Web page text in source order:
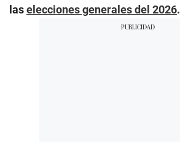
laselecciones generales del 2026.